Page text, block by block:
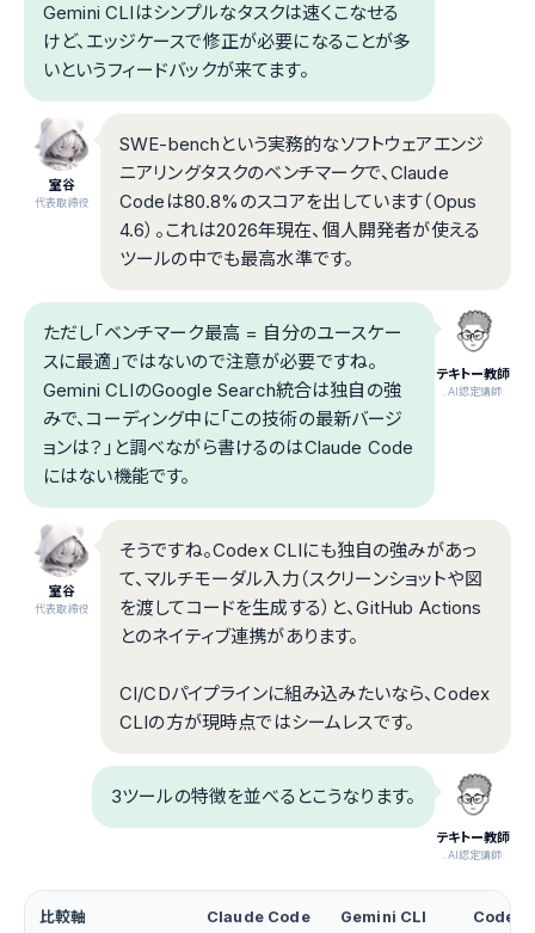
Gemini CLIはシンプルなタスクは速くこなせる
けど、エッジケースで修正が必要になることが多
いというフィードバックが来てます。
室谷
代表取締役
SWE-benchという実務的なソフトウェアエンジ
ニアリングタスクのベンチマークで、Claude
Codeは80.8%のスコアを出しています（Opus
4.6）。これは2026年現在、個人開発者が使える
ツールの中でも最高水準です。
テキトー教師
.AI認定講師
ただし「ベンチマーク最高 = 自分のユースケー
スに最適」ではないので注意が必要ですね。
Gemini CLIのGoogle Search統合は独自の強
みで、コーディング中に「この技術の最新バージ
ョンは？」と調べながら書けるのはClaude Code
にはない機能です。
室谷
代表取締役
そうですね。Codex CLIにも独自の強みがあっ
て、マルチモーダル入力（スクリーンショットや図
を渡してコードを生成する）と、GitHub Actions
とのネイティブ連携があります。
CI/CDパイプラインに組み込みたいなら、Codex
CLIの方が現時点ではシームレスです。
テキトー教師
.AI認定講師
3ツールの特徴を並べるとこうなります。
比較軸 Claude Code Gemini CLI Codex